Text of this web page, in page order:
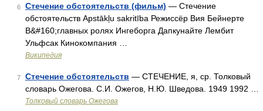
6 Стечение обстоятельств (фильм) — Стечение
обстоятельств Apstākļu sakritība Режиссёр Вия Бейнерте
В&#160;главных ролях Ингеборга Дапкунайте Лембит
Ульфсак Кинокомпания …
Википедия
7 Стечение обстоятельств — СТЕЧЕНИЕ, я, ср. Толковый
словарь Ожегова. С.И. Ожегов, Н.Ю. Шведова. 1949 1992 …
Толковый словарь Ожегова